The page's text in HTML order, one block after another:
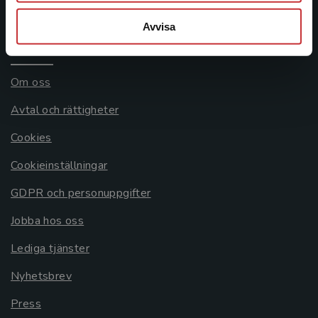
Avvisa
Systemkrav
Allmänna länkar
Om oss
Avtal och rättigheter
Cookies
Cookieinställningar
GDPR och personuppgifter
Jobba hos oss
Lediga tjänster
Nyhetsbrev
Press